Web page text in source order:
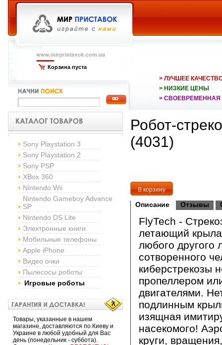
Корзина пуста
> ЛУЧШЕЕ
> НИЗКИЕ ЦЕНЫ
> СВОЕВРЕМЕННАЯ
Sony Playstation 3
Sony Playstation 2
Sony PSP
XBox 360
Nintendo Wii
Nintendo Gameboy Advance
SP
Nintendo DS Lite
Электронные книги
Мобильные телефоны
Apple iPhone
Видео очки
Пылесосы роботы
Игровые роботы
Товары, указанные в нашем
магазине, доставляются по Киеву и
Украине в любой удобный для Вас
день (понедельник - суббота).
Робот-
(4031)
Описание Отзывы
FlyTech -
летающий
любого другого
сотворенного
киберстрекозы
пропеллером
двигателями.
подлинным
изящная
насекомого!
круги,